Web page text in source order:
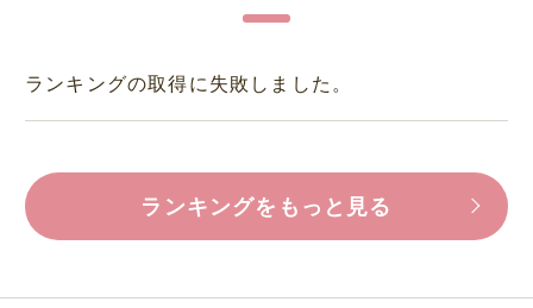
ランキングの取得に失敗しました。
ランキングをもっと見る